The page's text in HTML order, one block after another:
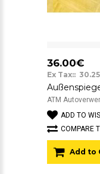
36.00€
Ex Tax::
ATM
ADD TO
COMPARE
Add to